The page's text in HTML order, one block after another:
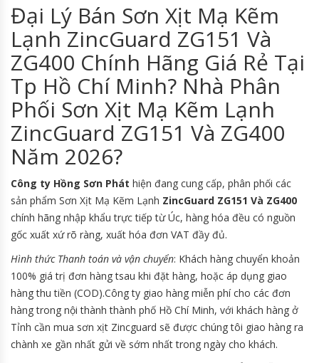
Đại Lý Bán Sơn Xịt Mạ Kẽm
Lạnh ZincGuard ZG151 Và
ZG400 Chính Hãng Giá Rẻ Tại
Tp Hồ Chí Minh? Nhà Phân
Phối Sơn Xịt Mạ Kẽm Lạnh
ZincGuard ZG151 Và ZG400
Năm 2026?
Công ty Hồng Sơn Phát hiện đang cung cấp, phân phối các
sản phẩm Sơn Xịt Mạ Kẽm Lạnh ZincGuard ZG151 Và ZG400
chính hãng nhập khẩu trực tiếp từ Úc, hàng hóa đều có nguồn
gốc xuất xứ rõ ràng, xuất hóa đơn VAT đầy đủ.
Hình thức Thanh toán và vận chuyển: Khách hàng chuyển khoản
100% giá trị đơn hàng tsau khi đặt hàng, hoặc áp dụng giao
hàng thu tiền (COD).Công ty giao hàng miễn phí cho các đơn
hàng trong nội thành thành phố Hồ Chí Minh, với khách hàng ở
Tỉnh cần mua sơn xịt Zincguard sẽ được chúng tôi giao hàng ra
chành xe gần nhất gửi về sớm nhất trong ngày cho khách.